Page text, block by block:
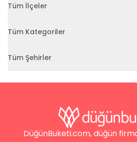
Tüm İlçeler
Tüm Kategoriler
Tüm Şehirler
DüğünBuketi.com, düğün